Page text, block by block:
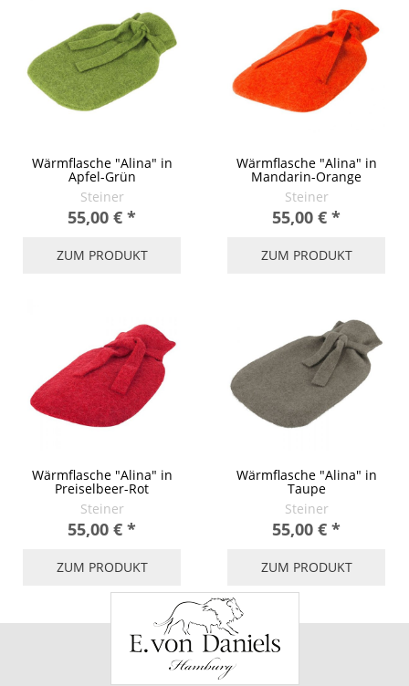
Wärmflasche "Alina" in
Apfel-Grün
Steiner
55,00 € *
ZUM PRODUKT
Wärmflasche "Alina" in
Mandarin-Orange
Steiner
55,00 € *
ZUM PRODUKT
Wärmflasche "Alina" in
Preiselbeer-Rot
Steiner
55,00 € *
ZUM PRODUKT
Wärmflasche "Alina" in
Taupe
Steiner
55,00 € *
ZUM PRODUKT